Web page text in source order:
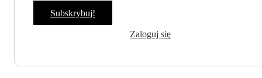
Subskrybuj!
Zaloguj się